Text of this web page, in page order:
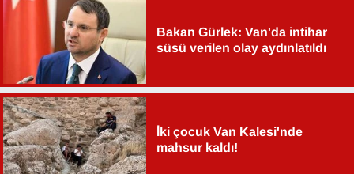
Bakan Gürlek: Van'da intihar
süsü verilen olay aydınlatıldı
İki çocuk Van Kalesi'nde
mahsur kaldı!